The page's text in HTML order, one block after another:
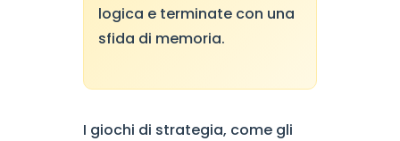
logica e terminate con una
sfida di memoria.
I giochi di strategia, come gli